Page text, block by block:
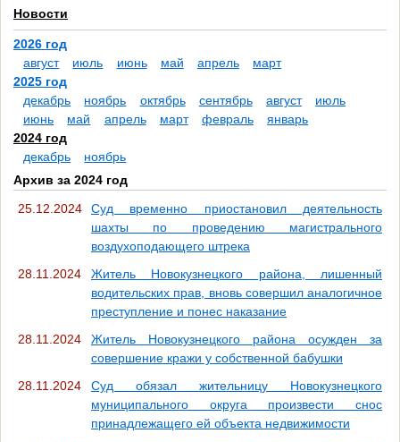
Новости
2026 год
август
июль июнь май апрель
март
2025 год
декабрь
ноябрь октябрь сентябрь август
июль
июнь
май апрель март февраль
январь
2024 год
декабрь
ноябрь
Архив за 2024 год
25.12.2024
Суд временно приостановил деятельность
шахты по проведению магистрального
воздухоподающего штрека
28.11.2024
Житель Новокузнецкого района, лишенный
водительских прав, вновь совершил аналогичное
преступление и понес наказание
28.11.2024
Житель Новокузнецкого района осужден за
совершение кражи у собственной бабушки
28.11.2024
Суд обязал жительницу Новокузнецкого
муниципального округа произвести снос
принадлежащего ей объекта недвижимости